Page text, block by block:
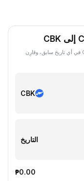
تعرَّف على قيمة ما تملكه من CBK ‏(Cobak) بعملة CBK في أي تاريخ سابق، وقارِن
CBK
التاريخ
₱0.00